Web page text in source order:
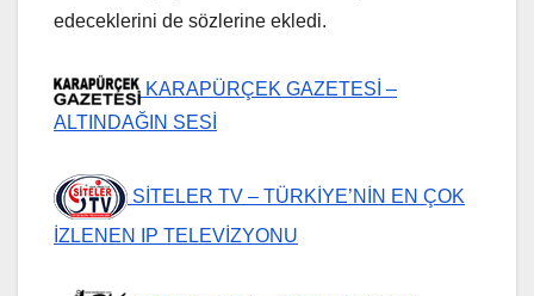
edeceklerini de sözlerine ekledi.
KARAPÜRÇEK GAZETESİ –
ALTINDAĞIN SESİ
SİTELER TV – TÜRKİYE’NİN EN ÇOK
İZLENEN IP TELEVİZYONU